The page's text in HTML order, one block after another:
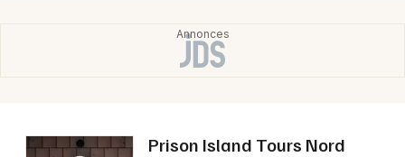
Prison Island Tours Nord